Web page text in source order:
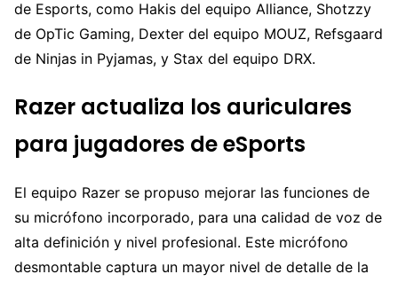
de Esports, como Hakis del equipo Alliance, Shotzzy
de OpTic Gaming, Dexter del equipo MOUZ, Refsgaard
de Ninjas in Pyjamas, y Stax del equipo DRX.
Razer actualiza los auriculares
para jugadores de eSports
El equipo Razer se propuso mejorar las funciones de
su micrófono incorporado, para una calidad de voz de
alta definición y nivel profesional. Este micrófono
desmontable captura un mayor nivel de detalle de la